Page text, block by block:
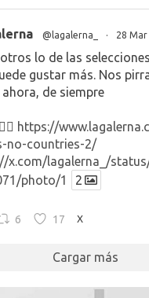
@lagalerna_ · 28 Mar
lo de las
gustar más. Nos
de siempre
https://
no-countries-2/
x.com/lagalerna_/
photo/1
2
6 17 X
Cargar más